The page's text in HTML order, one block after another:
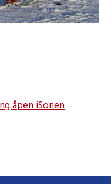
åpen iSonen